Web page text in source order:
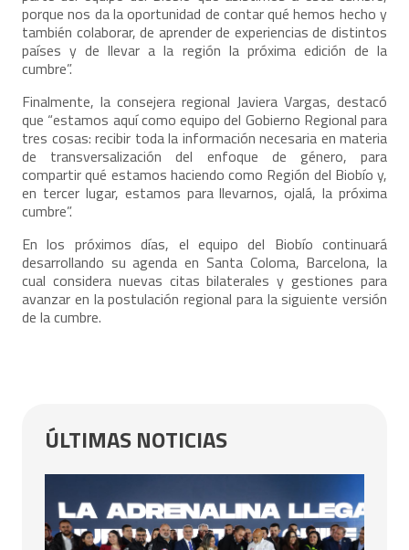
porque nos da la oportunidad de contar qué hemos hecho y
también colaborar, de aprender de experiencias de distintos
países y de llevar a la región la próxima edición de la
cumbre”.
Finalmente, la consejera regional Javiera Vargas, destacó
que “estamos aquí como equipo del Gobierno Regional para
tres cosas: recibir toda la información necesaria en materia
de transversalización del enfoque de género, para
compartir qué estamos haciendo como Región del Biobío y,
en tercer lugar, estamos para llevarnos, ojalá, la próxima
cumbre”.
En los próximos días, el equipo del Biobío continuará
desarrollando su agenda en Santa Coloma, Barcelona, la
cual considera nuevas citas bilaterales y gestiones para
avanzar en la postulación regional para la siguiente versión
de la cumbre.
ÚLTIMAS NOTICIAS